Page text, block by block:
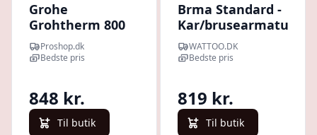
Grohe
Grohtherm 800
brusearmatur,
krom
Proshop.dk
Bedste pris
848 kr.
Til butik
Brma Standard -
Kar/brusearmatur
uden termostat
og afgang op og
WATTOO.DK
Bedste pris
819 kr.
Til butik